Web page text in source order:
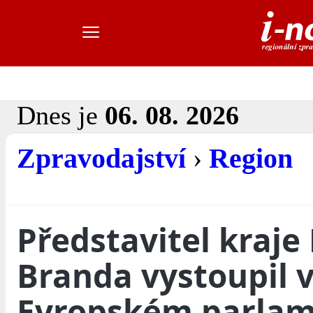
Dnes je 06. 08. 2026
Zpravodajství› Region
Představitel kraje
Branda vystoupil